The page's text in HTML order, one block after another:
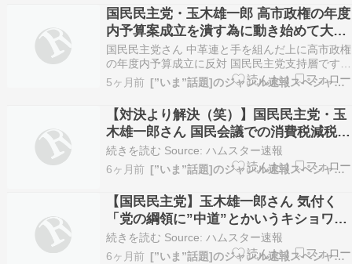
国民民主党・玉木雄一郎 高市政権の年度
内予算案成立を潰す為に動き始めて大炎
上中
国民民主党さん 中革連と手を組んだ上に高市政権
の年度内予算成立に反対 国民民主党支持層ですら
ドン引きムーブ
https://hamusoku.com/archives/10975537.html
国民民主党「予算案の中身だけなら反対の理由は
ない、だけど年度内予算成立妨害します」…
5ヶ月前 [”いま”話題]のジャンル速報スペシャルまとめ
【対決より解決（笑）】国民民主党・玉
木雄一郎さん 国民会議での消費税減税に
ついて話し合いすら放棄して中道改革連
合と同じレベルにまで落ちる←批判が殺
続きを読む Source: ハムスター速報
6ヶ月前
[”いま”話題]のジャンル速報スペシャルまとめ
【国民民主党】玉木雄一郎さん 気付く
「党の綱領に”中道”とかいうキショワー
ド使ってしまった・・・これ変更したほ
うがいいな」
続きを読む Source: ハムスター速報
6ヶ月前
[”いま”話題]のジャンル速報スペシャルまとめ